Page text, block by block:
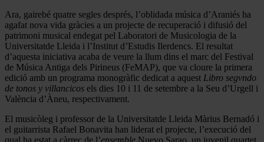
Ara, gairebé quatre segles després, l’oblidada música d’Araniés ha
agafat nova vida gràcies a un projecte de recuperació i difusió del
patrimoni musical endegat pel Laboratori de Musicologia de la
Universitatde Lleida i l’Institut d’Estudis Ilerdencs. El resultat
d’aquesta iniciativa acaba de veure la llum dins el marc del Festival
de Música Antiga dels Pirineus (FeMAP), que va cloure la primera
edició amb un programa monogràfic dedicat a aquest Libro segvndo
de tonos y villancicos els dies 10 i 11 de setembre a la Seu d’Urgell i
València d’Àneu, respectivament.
El musicòleg i professor de la Universitatde Lleida Màrius Bernadó i
el guitarrista Rafael Bonavita han liderat el projecte, l’execució del
qual ha estat a càrrec de l’ensemble Nuevo Sarao, un juvenil quartet